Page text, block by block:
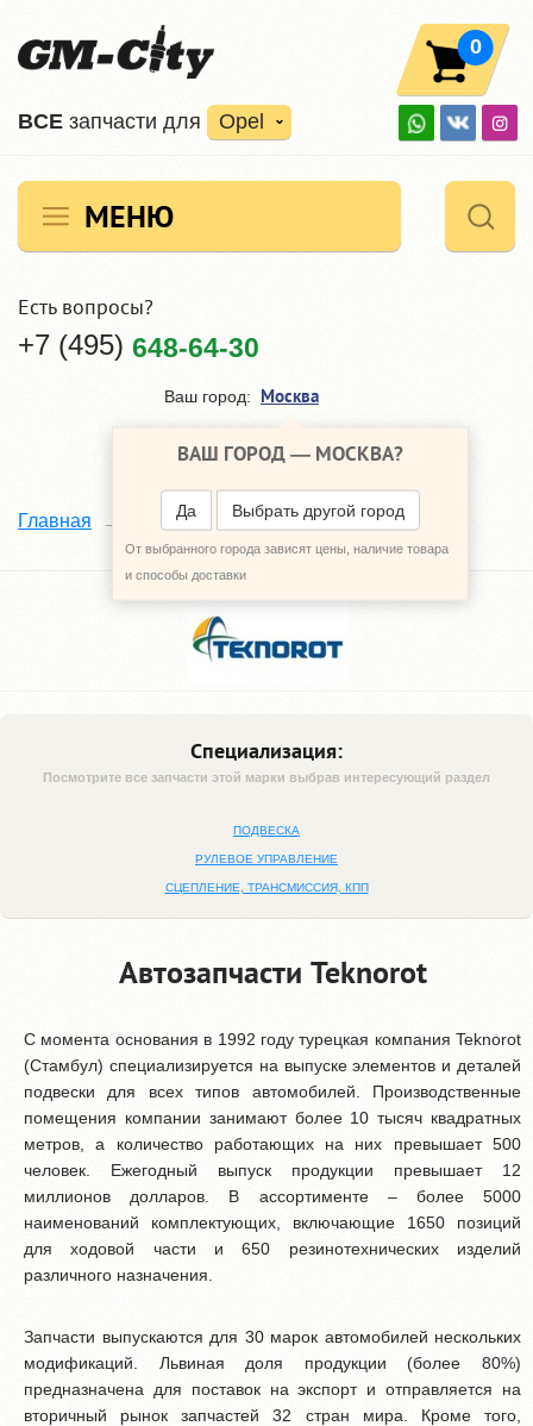
ВCE запчасти для Opel
0
МЕНЮ
Есть вопросы?
+7 (495) 648-64-30
Ваш город: Москва
ВАШ ГОРОД — МОСКВА?
Да Выбрать другой город
От выбранного города зависят цены, наличие товара
и способы доставки
Главная Наши поставщики Teknorot
Специализация:
Посмотрите все запчасти этой марки выбрав интересующий раздел
ПОДВЕСКА
РУЛЕВОЕ УПРАВЛЕНИЕ
СЦЕПЛЕНИЕ, ТРАНСМИССИЯ, КПП
Автозапчасти Teknorot
C момента основания в 1992 году турецкая компания Teknorot
(Стамбул) специализируется на выпуске элементов и деталей
подвески для всех типов автомобилей. Производственные
помещения компании занимают более 10 тысяч квадратных
метров, а количество работающих на них превышает 500
человек. Ежегодный выпуск продукции превышает 12
миллионов долларов. В ассортименте – более 5000
наименований комплектующих, включающие 1650 позиций
для ходовой части и 650 резинотехнических изделий
различного назначения.
Запчасти выпускаются для 30 марок автомобилей нескольких
модификаций. Львиная доля продукции (более 80%)
предназначена для поставок на экспорт и отправляется на
вторичный рынок запчастей 32 стран мира. Кроме того,